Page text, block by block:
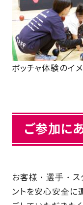
ボッチャ体験のイ
ご参加に
お客様・選手・ス
ントを安心安全に